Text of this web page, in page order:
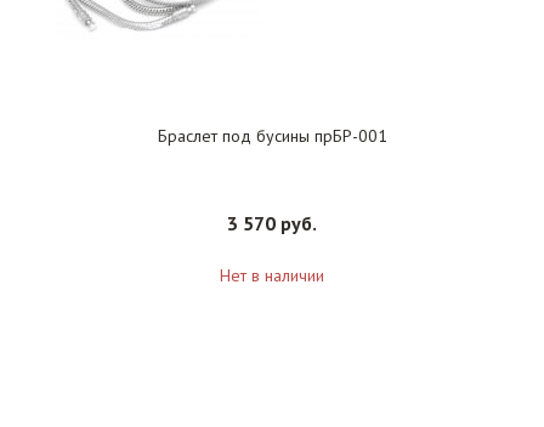
Браслет под бусины прБР-001
3 570 руб.
Нет в наличии